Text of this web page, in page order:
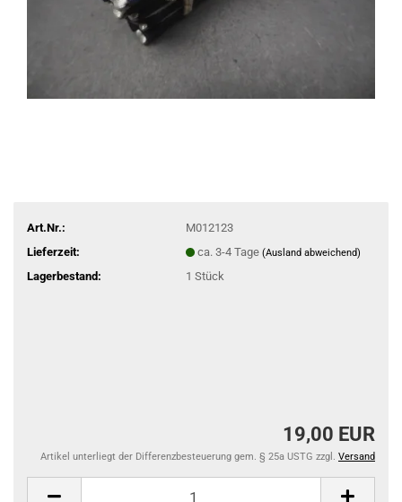
Art.Nr.:
M012123
Lieferzeit:
ca. 3-4 Tage (Ausland abweichend)
Lagerbestand: 1 Stück
19,00 EUR
Artikel unterliegt der Differenzbesteuerung gem. § 25a USTG zzgl. Versand